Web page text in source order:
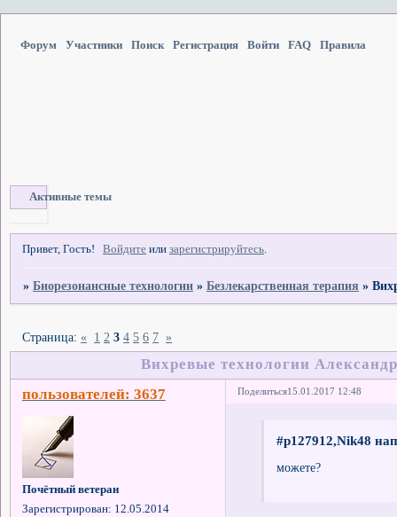
Форум Участники Поиск Регистрация Войти FAQ Правила
Активные темы
Привет, Гость! Войдите илизарегистрируйтесь.
»Биорезонансные технологии »Безлекарственная терапия »
Вихревые технологии
Страница: « 1 2 3 4 5 6 7 »
Поделиться15.01.2017 12:48
пользователей: 3637
Почётный ветеран
Зарегистрирован: 12.05.2014
#p127912,Nik48
можете?